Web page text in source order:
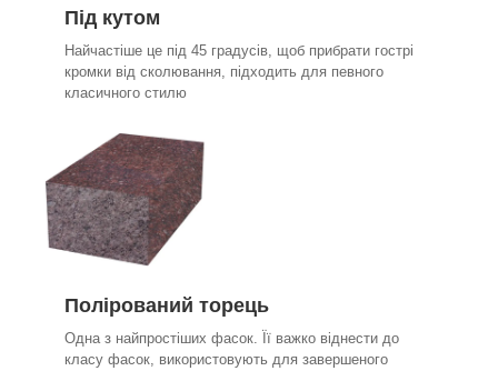
Полірований торець
Одна з найпростіших фасок. Її важко віднести до
класу фасок, використовують для завершеного
Під кутом
Найчастіше це під 45 градусів, щоб прибрати гострі
кромки від сколювання, підходить для певного
класичного стилю